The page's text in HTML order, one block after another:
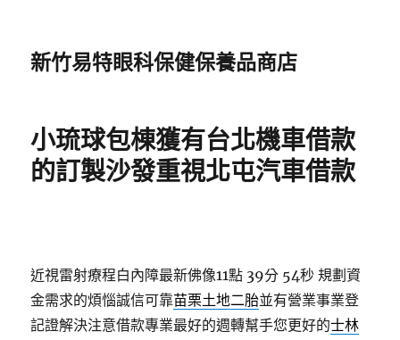
新竹易特眼科保健保養品商店
小琉球包棟獲有台北機車借款
的訂製沙發重視北屯汽車借款
近視雷射療程白內障最新佛像11點 39分 54秒 規劃資
金需求的煩惱誠信可靠苗栗土地二胎並有營業事業登
記證解決注意借款專業最好的週轉幫手您更好的士林